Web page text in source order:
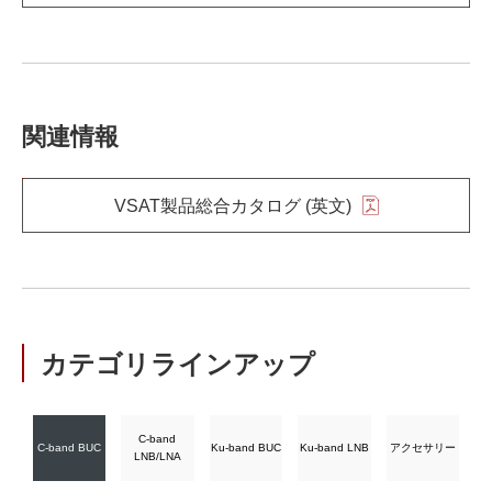
関連情報
VSAT製品総合カタログ (英文)
カテゴリラインアップ
C-band BUC
C-band
LNB/LNA
Ku-band BUC Ku-band LNB アクセサリー